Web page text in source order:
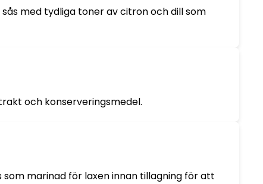
med tydliga toner av citron och dill som
och konserveringsmedel.
marinad för laxen innan tillagning för att